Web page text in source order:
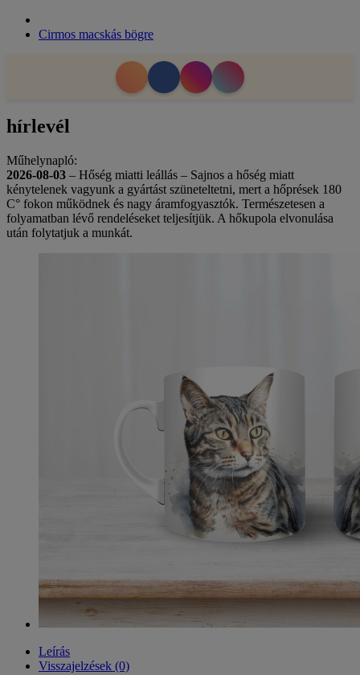
Cirmos macskás bögre
hírlevél
Műhelynapló:
2026-08-03 – Hőség miatti leállás – Sajnos a hőség miatt
kénytelenek vagyunk a gyártást szüneteltetni, mert a hőprések 180
C° fokon működnek és nagy áramfogyasztók. Természetesen a
folyamatban lévő rendeléseket teljesítjük. A hőkupola elvonulása
után folytatjuk a munkát.
Leírás
Visszajelzések (0)